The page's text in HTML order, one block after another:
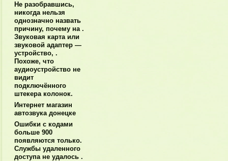
Не разобравшись,
никогда нельзя
однозначно назвать
причину, почему на .
Звуковая карта или
звуковой адаптер —
устройство, .
Похоже, что
аудиоустройство не
видит
подключённого
штекера колонок.
Интернет магазин
автозвука донецке
Ошибки с кодами
больше 900
появляются только.
Службы удаленного
доступа не удалось .